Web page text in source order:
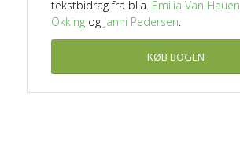
tekstbidrag fra bl.a. Emilia Van Hauen
Okkingog Janni Pedersen.
KØB BOGEN